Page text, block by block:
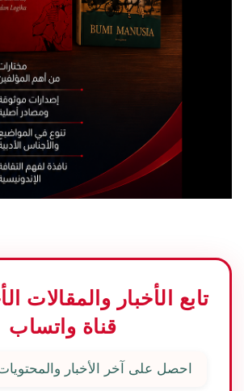
تابع الأخبار والمقالات
قناة واتساب
احصل على آخر الأخبار